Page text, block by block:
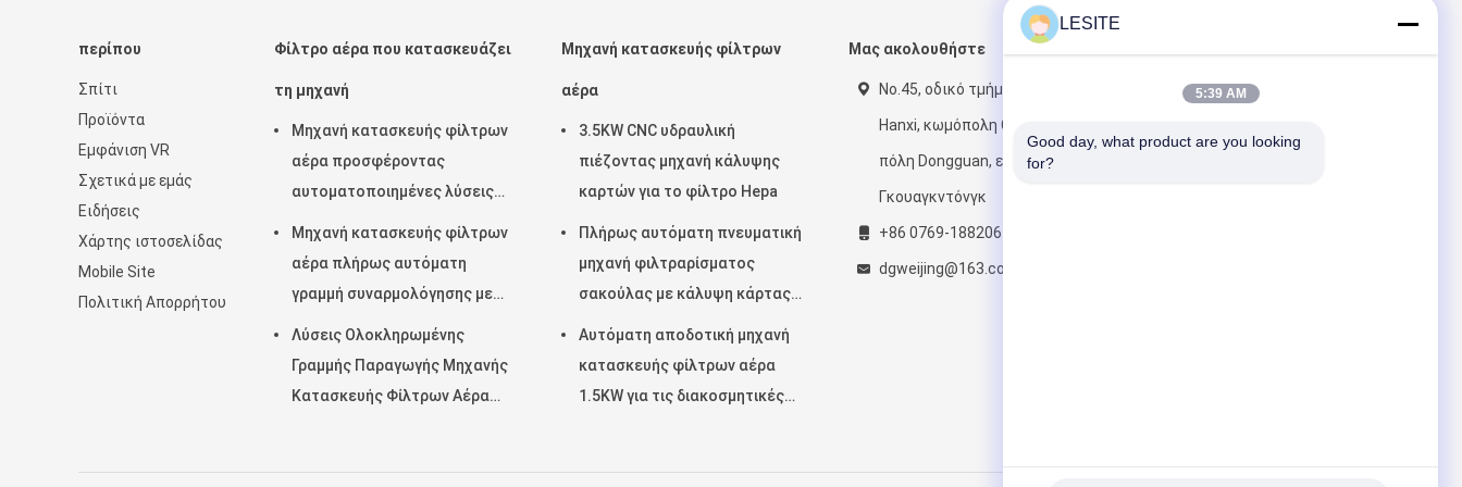
περίπου
Σπίτι
Προϊόντα
Εμφάνιση VR
Σχετικά με εμάς
Ειδήσεις
Χάρτης ιστοσελίδας
Mobile Site
Πολιτική Απορρήτου
Φίλτρο αέρα που κατασκευάζει
τη μηχανή
Μηχανή κατασκευής φίλτρων
αέρα προσφέροντας
αυτοματοποιημένες λύσεις
σάκωσης και νίβωσης για την
παραγωγή και τη συνέπεια
των σακουλών φίλτρου
Μηχανή κατασκευής φίλτρων
αέρα πλήρως αυτόματη
γραμμή συναρμολόγησης με
σύστημα ελέγχου Omron για
υψηλής ταχύτητας και μη
επανδρωμένη λειτουργία
Λύσεις Ολοκληρωμένης
Γραμμής Παραγωγής Μηχανής
Κατασκευής Φίλτρων Αέρα
Μηχανή κατασκευής φίλτρων
αέρα
3.5KW CNC υδραυλική
πιέζοντας μηχανή κάλυψης
καρτών για το φίλτρο Hepa
Πλήρως αυτόματη πνευματική
μηχανή φιλτραρίσματος
σακούλας με κάλυψη κάρτας
πέντε κεφαλών
Αυτόματη αποδοτική μηχανή
κατασκευής φίλτρων αέρα
1.5KW για τις διακοσμητικές
Μας ακολουθήστε
No.45, οδικό τμήμα Shuixi,
Hanxi, κωμόπολη Chashan,
πόλη Dongguan, επαρχία
Γκουαγκντόνγκ
+86 0769-18820617197
dgweijing@163.com
LESITE
5:39 AM
Good day, what product are you looking
for?